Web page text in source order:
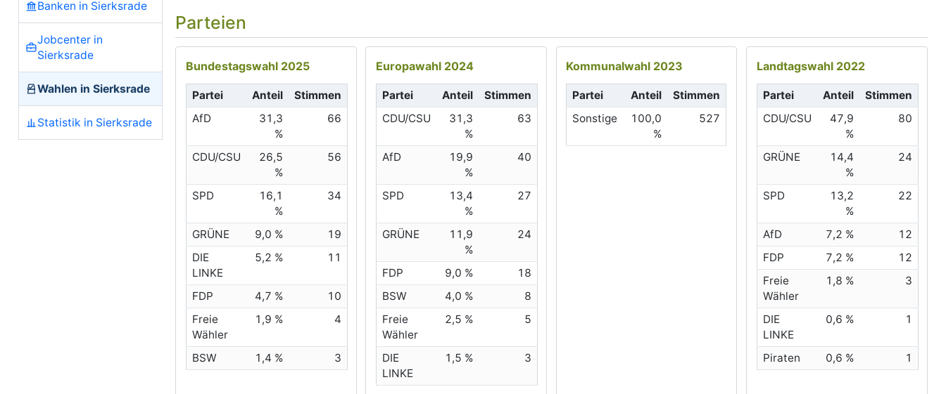
Banken in Sierksrade
Jobcenter in
Sierksrade
Wahlen in Sierksrade
Statistik in Sierksrade
Parteien
Bundestagswahl 2025
Partei Anteil
Stimmen
AfD
31,3
%
66
CDU/CSU
26,5
%
56
SPD
16,1
%
34
GRÜNE 9,0 %
19
DIE
LINKE
5,2 % 11
FDP 4,7 %
10
Freie
Wähler
1,9 % 4
BSW 1,4 % 3
Europawahl 2024
Partei Anteil
Stimmen
CDU/CSU
31,3
%
63
AfD
19,9
%
40
SPD
13,4
%
27
GRÜNE
11,9
%
24
FDP 9,0 %
18
BSW
4,0 %
8
Freie
Wähler
2,5 % 5
DIE
LINKE
1,5 % 3
Kommunalwahl 2023
Partei Anteil
Stimmen
Sonstige
100,0
%
527
Landtagswahl 2022
Partei Anteil
Stimmen
CDU/CSU
47,9
%
80
GRÜNE
14,4
%
24
SPD
13,2
%
22
AfD 7,2 %
12
FDP
7,2 %
12
Freie
Wähler
1,8 % 3
DIE
LINKE
0,6 % 1
Piraten 0,6 % 1